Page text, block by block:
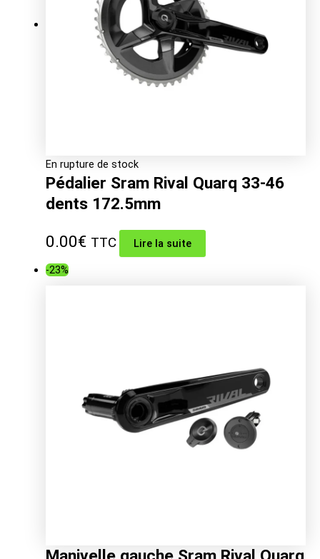
En rupture de stock
Pédalier Sram Rival Quarq 33-46
dents 172.5mm
0.00€ TTC Lire la suite
-23%